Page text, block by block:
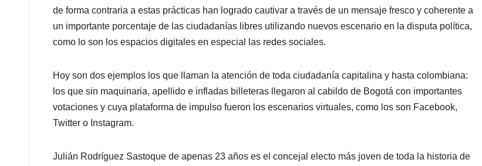
de forma contraria a estas prácticas han logrado cautivar a través de un mensaje fresco y coherente a
un importante porcentaje de las ciudadanías libres utilizando nuevos escenario en la disputa política,
como lo son los espacios digitales en especial las redes sociales.
Hoy son dos ejemplos los que llaman la atención de toda ciudadanía capitalina y hasta colombiana:
los que sin maquinaria, apellido e infladas billeteras llegaron al cabildo de Bogotá con importantes
votaciones y cuya plataforma de impulso fueron los escenarios virtuales, como los son Facebook,
Twitter o Instagram.
Julián Rodríguez Sastoque de apenas 23 años es el concejal electo más joven de toda la historia de